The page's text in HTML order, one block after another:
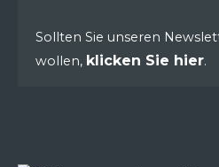
Sollten Sie unseren
wollen, klicken Sie hier.